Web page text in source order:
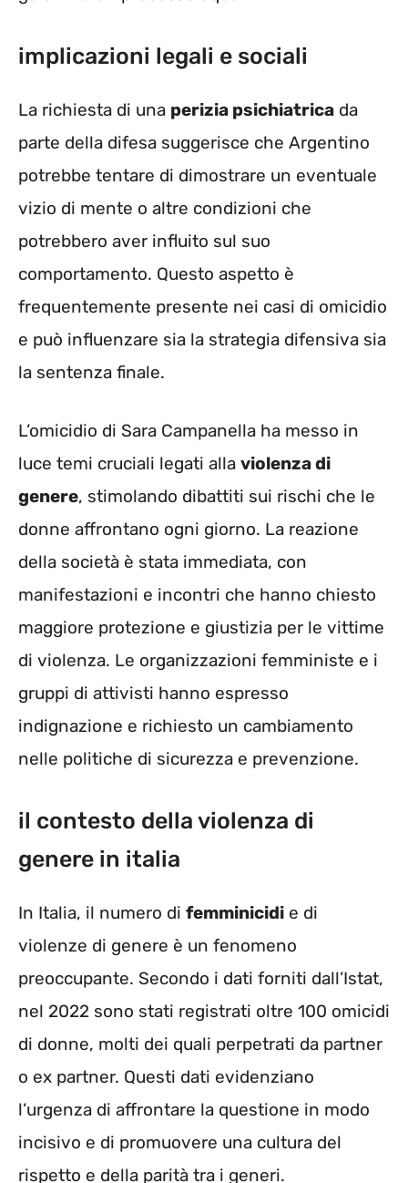
implicazioni legali e sociali
La richiesta di una perizia psichiatrica da
parte della difesa suggerisce che Argentino
potrebbe tentare di dimostrare un eventuale
vizio di mente o altre condizioni che
potrebbero aver influito sul suo
comportamento. Questo aspetto è
frequentemente presente nei casi di omicidio
e può influenzare sia la strategia difensiva sia
la sentenza finale.
L’omicidio di Sara Campanella ha messo in
luce temi cruciali legati alla violenza di
genere, stimolando dibattiti sui rischi che le
donne affrontano ogni giorno. La reazione
della società è stata immediata, con
manifestazioni e incontri che hanno chiesto
maggiore protezione e giustizia per le vittime
di violenza. Le organizzazioni femministe e i
gruppi di attivisti hanno espresso
indignazione e richiesto un cambiamento
nelle politiche di sicurezza e prevenzione.
il contesto della violenza di
genere in italia
In Italia, il numero di femminicidi e di
violenze di genere è un fenomeno
preoccupante. Secondo i dati forniti dall’Istat,
nel 2022 sono stati registrati oltre 100 omicidi
di donne, molti dei quali perpetrati da partner
o ex partner. Questi dati evidenziano
l’urgenza di affrontare la questione in modo
incisivo e di promuovere una cultura del
rispetto e della parità tra i generi.